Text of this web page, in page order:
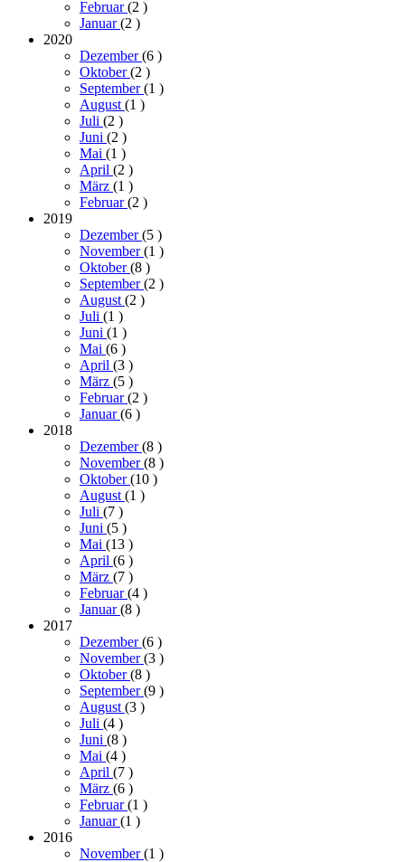
Februar(2 )
Januar(2 )
2020
Dezember(6 )
Oktober(2 )
September(1 )
August (1 )
Juli (2 )
Juni (2 )
Mai (1 )
April (2 )
März (1 )
Februar(2 )
2019
Dezember(5 )
November(1 )
Oktober(8 )
September(2 )
August (2 )
Juli (1 )
Juni (1 )
Mai (6 )
April (3 )
März (5 )
Februar(2 )
Januar(6 )
2018
Dezember(8 )
November(8 )
Oktober(10 )
August (1 )
Juli (7 )
Juni (5 )
Mai (13 )
April (6 )
März (7 )
Februar(4 )
Januar(8 )
2017
Dezember(6 )
November(3 )
Oktober(8 )
September(9 )
August (3 )
Juli (4 )
Juni (8 )
Mai (4 )
April (7 )
März (6 )
Februar(1 )
Januar(1 )
2016
November(1 )